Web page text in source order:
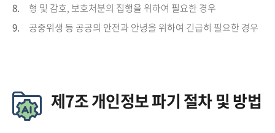
8.
형 및 감호, 보호처분의 집행을 위하여 필요한 경우
9.
공중위생 등 공공의 안전과 안녕을 위하여 긴급히 필요한 경우
제7조 개인정보 파기 절차 및 방법